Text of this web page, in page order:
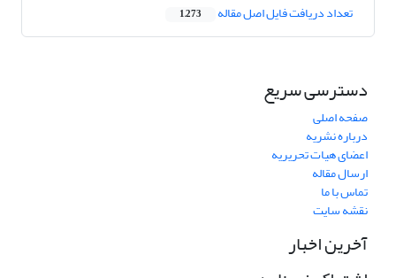
تعداد دریافت فایل اصل مقاله 1,273
دسترسی سریع
صفحه اصلی
درباره نشریه
اعضای هیات تحریریه
ارسال مقاله
تماس با ما
نقشه سایت
آخرین اخبار